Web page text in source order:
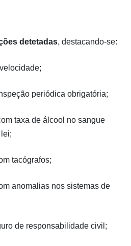
detetadas, destacando-se:
periódica obrigatória;
taxa de álcool no sangue
tacógrafos;
anomalias nos sistemas de
de responsabilidade civil;